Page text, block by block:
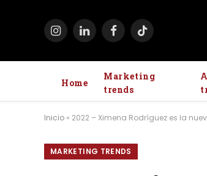
InstagramLinkedInFacebook
TikTok
Home
Marketing
trends
Inicio » 2022 – Ximena Rodríguez es la
MARKETING TRENDS